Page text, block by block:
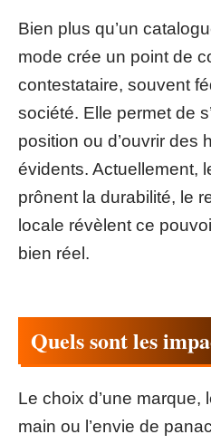
Bien plus qu’un
mode crée un point de
contestataire, souvent
société. Elle permet de
position ou d’ouvrir des
évidents. Actuellement,
prônent la durabilité, le
locale révèlent ce
bien réel.
Quels sont les
Le choix d’une
main ou l’envie de